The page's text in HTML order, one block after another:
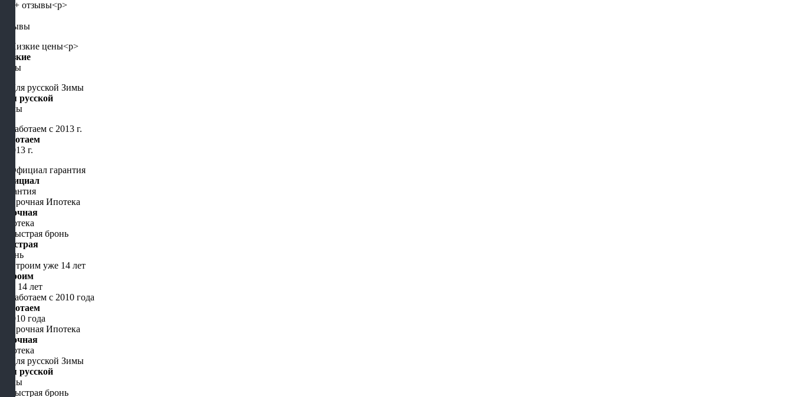
отзывы
Низкие
цены
Для русской
Зимы
Работаем
с 2013 г.
Официал
гарантия
Срочная
Ипотека
Быстрая
бронь
Строим
уже 14 лет
Работаем
с 2010 года
Срочная
Ипотека
Для русской
Зимы